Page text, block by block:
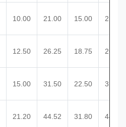
10.00 21.00 15.00 21.00
12.50 26.25 18.75 26.25
15.00 31.50 22.50 31.50
21.20 44.52 31.80 44.52